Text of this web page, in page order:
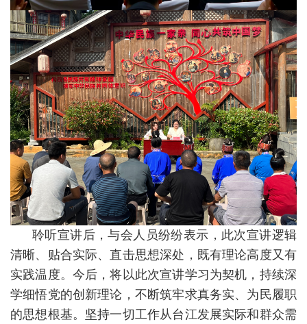
聆听宣讲后，与会人员纷纷表示，此次宣讲逻辑
清晰、贴合实际、直击思想深处，既有理论高度又有
实践温度。今后，将以此次宣讲学习为契机，持续深
学细悟党的创新理论，不断筑牢求真务实、为民履职
的思想根基。坚持一切工作从台江发展实际和群众需